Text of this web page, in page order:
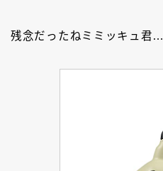
残念だったねミミッキュ君…